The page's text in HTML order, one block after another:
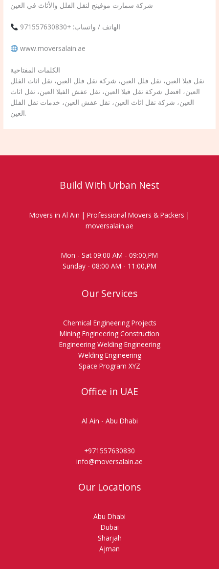
شركة سمارت موفينج لنقل الفلل والأثاث في العين
الهاتف / واتساب: +971557630830
www.moversalain.ae
الكلمات المفتاحية
نقل فيلا العين، نقل فلل العين، شركة نقل فلل العين، نقل اثاث الفلل
العين، افضل شركة نقل فيلا العين، نقل عفش الفيلا العين، نقل اثاث
العين، شركة نقل اثاث العين، نقل عفش العين، خدمات نقل الفلل
العين.
Build With Urban Nest
Movers in Al Ain | Professional Movers & Packers |
moversalain.ae
Mon - Sat 09:00 AM - 09:00,PM
Sunday - 08:00 AM - 11:00,PM
Our Services
Chemical Engineering Projects
Mining Engineering Construction
Engineering Welding Engineering
Welding Engineering
Space Program XYZ
Office in UAE
Al Ain - Abu Dhabi
+971557630830
info@moversalain.ae
Our Locations
Abu Dhabi
Dubai
Sharjah
Ajman